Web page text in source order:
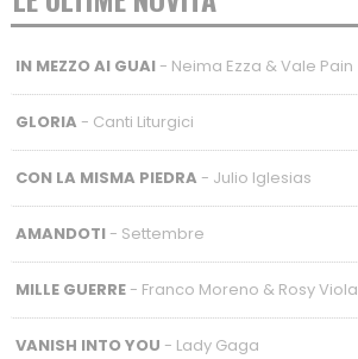
IN MEZZO AI GUAI- Neima Ezza & Vale Pain
GLORIA - Canti Liturgici
CON LA MISMA PIEDRA - Julio Iglesias
AMANDOTI- Settembre
MILLE GUERRE- Franco Moreno & Rosy Viola
VANISH INTO YOU - Lady Gaga